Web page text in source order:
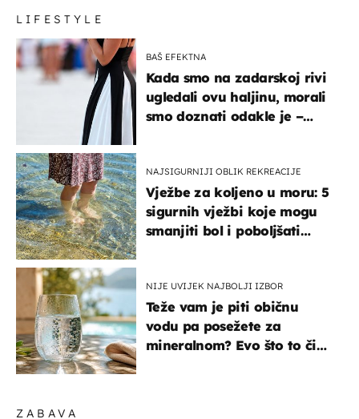
ZABAVA
LIFESTYLE
BAŠ EFEKTNA
Kada smo na zadarskoj rivi
ugledali ovu haljinu, morali
smo doznati odakle je –
NAJSIGURNIJI OBLIK REKREACIJE
Vježbe za koljeno u moru: 5
sigurnih vježbi koje mogu
smanjiti bol i poboljšati
NIJE UVIJEK NAJBOLJI IZBOR
Teže vam je piti običnu
vodu pa posežete za
mineralnom? Evo što to čini